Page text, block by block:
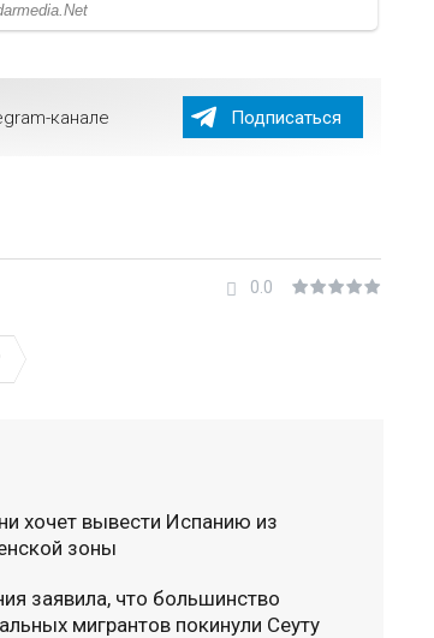
канале Подписаться
0.0
хочет вывести Испанию из
зоны
заявила, что большинство
мигрантов покинули Сеуту